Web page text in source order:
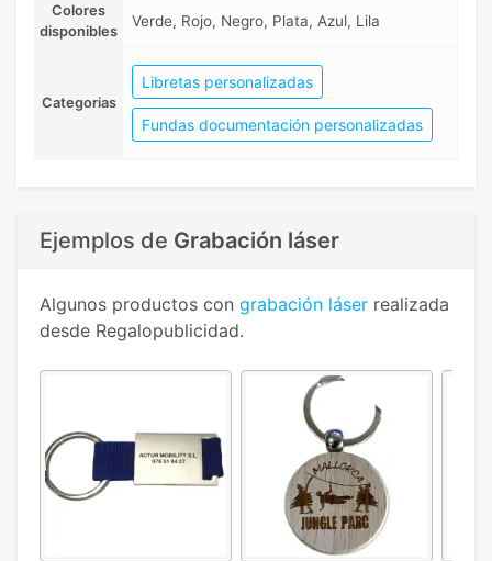
Colores
disponibles
Verde, Rojo, Negro, Plata, Azul, Lila
Categorias
Libretas personalizadas
Fundas documentación personalizadas
Ejemplos de Grabación láser
Algunos productos con grabación láser realizada
desde Regalopublicidad.